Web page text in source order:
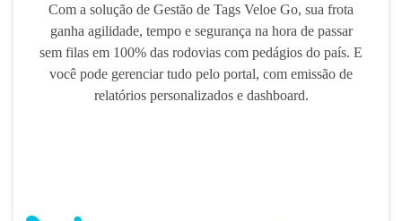
Com a solução de Gestão de Tags Veloe Go, sua frota
ganha agilidade, tempo e segurança na hora de passar
sem filas em 100% das rodovias com pedágios do país. E
você pode gerenciar tudo pelo portal, com emissão de
relatórios personalizados e dashboard.